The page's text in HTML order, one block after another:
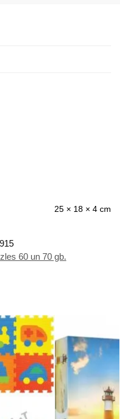
25 × 18 × 4 cm
60 un 70 gb.